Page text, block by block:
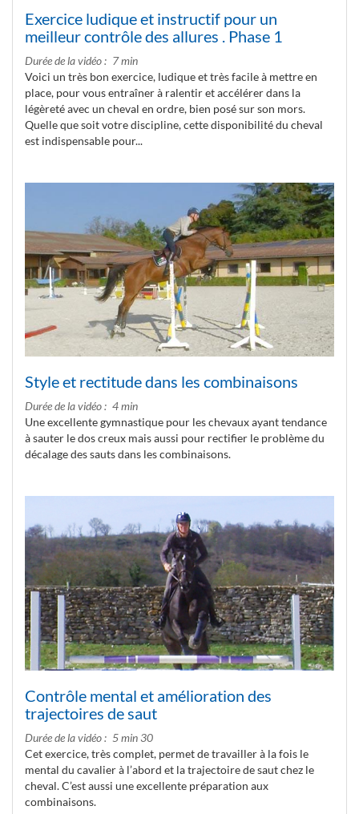
Exercice ludique et instructif pour un
meilleur contrôle des allures . Phase 1
Durée de la vidéo
7 min
Voici un très bon exercice, ludique et très facile à mettre en
place, pour vous entraîner à ralentir et accélérer dans la
légèreté avec un cheval en ordre, bien posé sur son mors.
Quelle que soit votre discipline, cette disponibilité du cheval
est indispensable pour...
Style et rectitude dans les combinaisons
Durée de la vidéo
4 min
Une excellente gymnastique pour les chevaux ayant tendance
à sauter le dos creux mais aussi pour rectifier le problème du
décalage des sauts dans les combinaisons.
Contrôle mental et amélioration des
trajectoires de saut
Durée de la vidéo
5 min 30
Cet exercice, très complet, permet de travailler à la fois le
mental du cavalier à l’abord et la trajectoire de saut chez le
cheval. C’est aussi une excellente préparation aux
combinaisons.